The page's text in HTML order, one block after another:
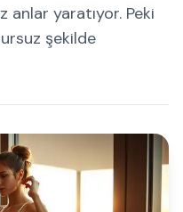
anlar yaratıyor. Peki
şekilde